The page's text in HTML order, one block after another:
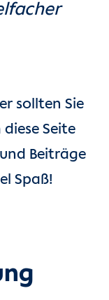
sollten Sie
Seite
Beiträge
Spaß!